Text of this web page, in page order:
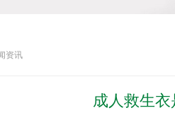
资讯
成人救生